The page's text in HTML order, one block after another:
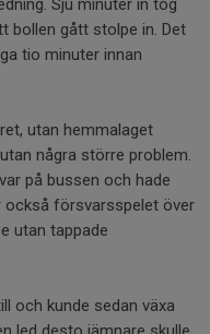
Sju minuter in tog
bollen gått stolpe in. Det
tio minuter innan
utan hemmalaget
några större problem.
på bussen och hade
också försvarsspelet över
utan tappade
och kunde sedan växa